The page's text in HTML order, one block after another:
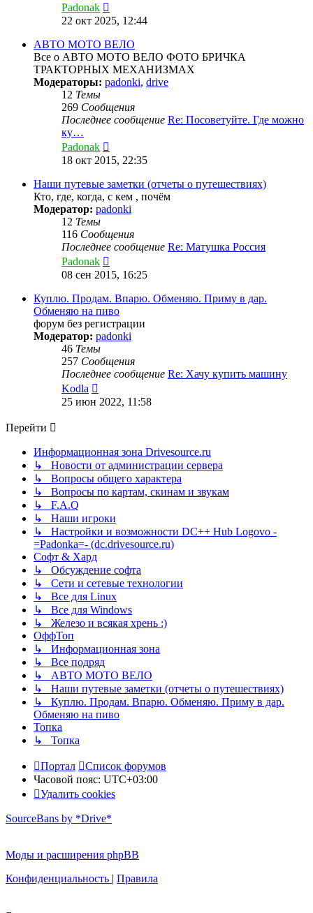
Padonak
к
последнему
сообщению
22 окт 2025, 12:44
АВТО МОТО ВЕЛО
Все о АВТО МОТО ВЕЛО ФОТО БРИЧКА
ТРАКТОРНЫХ МЕХАНИЗМАХ
Модераторы: padonki, drive
12 Темы
269 Сообщения
Последнее сообщение Re: Посоветуйте. Где можно
ку…
Padonak
к
последнему
сообщению
18 окт 2015, 22:35
Наши путевые заметки (отчеты о путешествиях)
Кто, где, когда, с кем , почём
Модератор: padonki
12 Темы
116 Сообщения
Последнее сообщение Re: Матушка Россия
Padonak
к
последнему
сообщению
08 сен 2015, 16:25
Куплю. Продам. Впарю. Обменяю. Приму в дар.
Обменяю на пиво
форум без регистрации
Модератор: padonki
46 Темы
257 Сообщения
Последнее сообщение Re: Хачу купить машину
Kodla
к
последнему
25 июн 2022, 11:58
Перейти
Информационная зона Drivesource.ru
↳ Новости от администрации сервера
↳ Вопросы общего характера
↳ Вопросы по картам, скинам и звукам
↳ F.A.Q
↳ Наши игроки
↳ Настройки и возможности DC++ Hub Logovo -
=Padonka=- (dc.drivesource.ru)
Софт & Хард
↳ Обсуждение софта
↳ Сети и сетевые технологии
↳ Все для Linux
↳ Все для Windows
↳ Железо и всякая хрень :)
ОффТоп
↳ Информационная зона
↳ Все подряд
↳ АВТО МОТО ВЕЛО
↳ Наши путевые заметки (отчеты о путешествиях)
↳ Куплю. Продам. Впарю. Обменяю. Приму в дар.
Обменяю на пиво
Топка
↳ Топка
Портал
Список форумов
Часовой пояс: UTC+03:00
Удалить cookies
SourceBans by *Drive*
Моды и расширения phpBB
Конфиденциальность | Правила